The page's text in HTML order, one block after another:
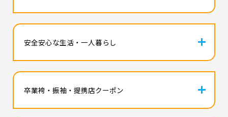
安全安心な生活・一人暮らし
卒業袴・振袖・提携店クーポン